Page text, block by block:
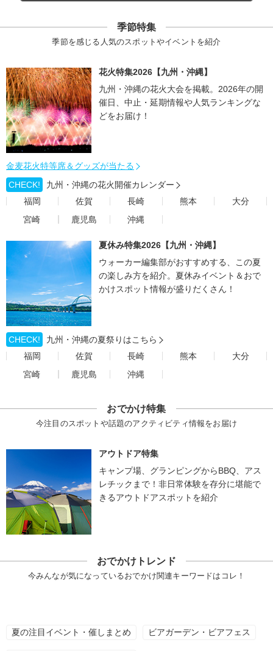
季節特集
季節を感じる人気のスポットやイベントを紹介
花火特集2026【九州・沖縄】
九州・沖縄の花火大会を掲載。2026年の開
催日、中止・延期情報や人気ランキングな
どをお届け！
金麦花火特等席＆グッズが当たる
CHECK!
九州・沖縄の花火開催カレンダー
福岡
佐賀 長崎 熊本
大分
宮崎
鹿児島 沖縄
夏休み特集2026【九州・沖縄】
ウォーカー編集部がおすすめする、この夏
の楽しみ方を紹介。夏休みイベント＆おで
かけスポット情報が盛りだくさん！
CHECK!
九州・沖縄の夏祭りはこちら
福岡
佐賀 長崎 熊本
大分
宮崎
鹿児島 沖縄
おでかけ特集
今注目のスポットや話題のアクティビティ情報をお届け
アウトドア特集
キャンプ場、グランピングからBBQ、アス
レチックまで！非日常体験を存分に堪能で
きるアウトドアスポットを紹介
おでかけトレンド
今みんなが気になっているおでかけ関連キーワードはコレ！
夏の注目イベント・催しまとめ ビアガーデン・ビアフェス